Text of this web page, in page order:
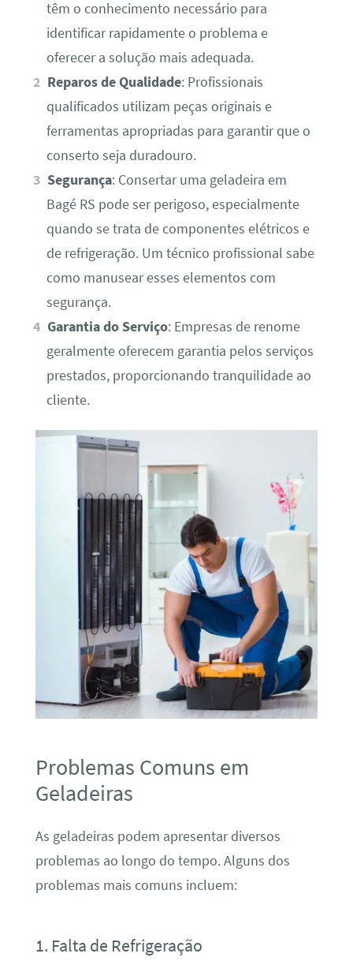
têm o conhecimento necessário para
identificar rapidamente o problema e
oferecer a solução mais adequada.
Reparos de Qualidade: Profissionais
qualificados utilizam peças originais e
ferramentas apropriadas para garantir que o
conserto seja duradouro.
Segurança: Consertar uma geladeira em
Bagé RS pode ser perigoso, especialmente
quando se trata de componentes elétricos e
de refrigeração. Um técnico profissional sabe
como manusear esses elementos com
segurança.
Garantia do Serviço: Empresas de renome
geralmente oferecem garantia pelos serviços
prestados, proporcionando tranquilidade ao
cliente.
Problemas Comuns em
Geladeiras
As geladeiras podem apresentar diversos
problemas ao longo do tempo. Alguns dos
problemas mais comuns incluem:
1. Falta de Refrigeração